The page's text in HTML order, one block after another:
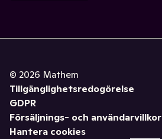
© 2026 Mathem
Tillgänglighetsredogörelse
GDPR
Försäljnings- och användarvillkor
Hantera cookies